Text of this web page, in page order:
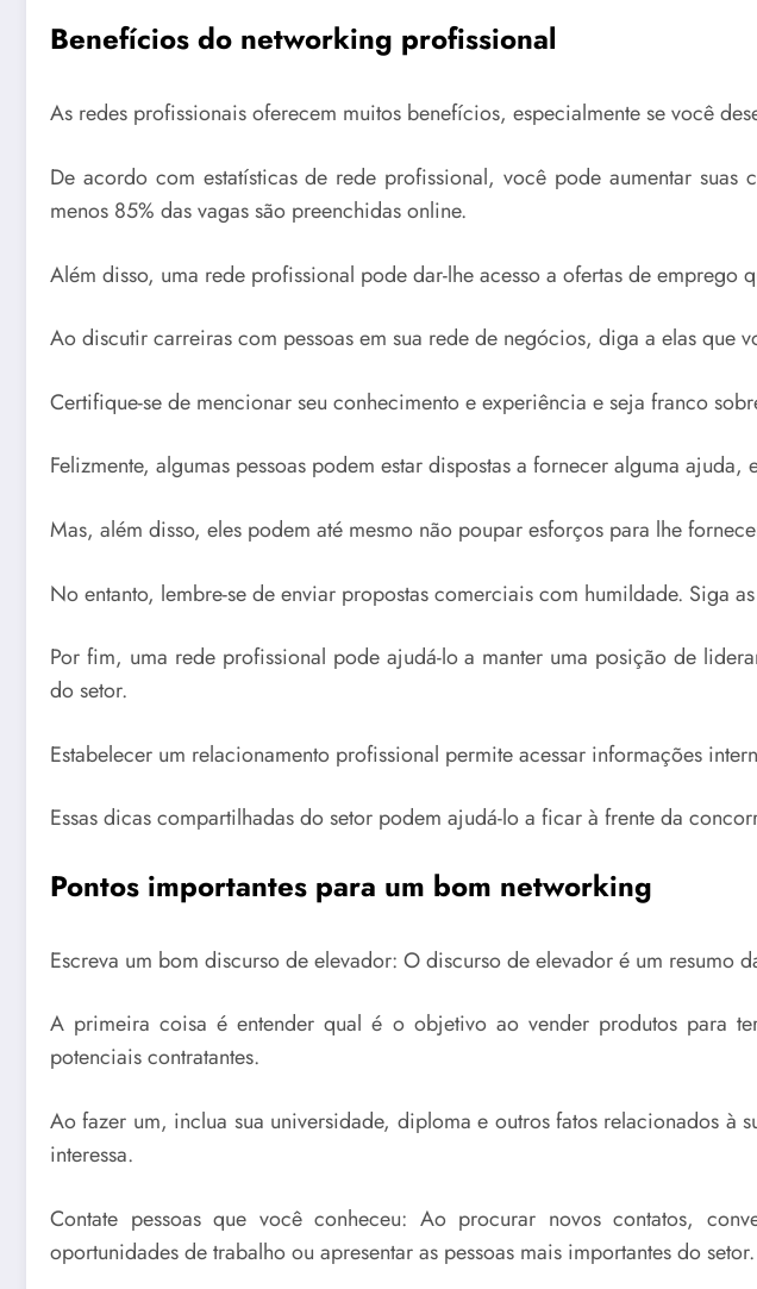
Benefícios do networking profissional
As redes profissionais oferecem muitos benefícios, especialmente se você
De acordo com estatísticas de rede profissional, você pode aumentar
menos 85% das vagas são preenchidas online.
Além disso, uma rede profissional pode dar-lhe acesso a ofertas de emprego
Ao discutir carreiras com pessoas em sua rede de negócios, diga a elas que
Certifique-se de mencionar seu conhecimento e experiência e seja franco
Felizmente, algumas pessoas podem estar dispostas a fornecer alguma
Mas, além disso, eles podem até mesmo não poupar esforços para lhe
No entanto, lembre-se de enviar propostas comerciais com humildade. Siga
Por fim, uma rede profissional pode ajudá-lo a manter uma posição de
do setor.
Estabelecer um relacionamento profissional permite acessar informações
Essas dicas compartilhadas do setor podem ajudá-lo a ficar à frente da
Pontos importantes para um bom networking
Escreva um bom discurso de elevador: O discurso de elevador é um
A primeira coisa é entender qual é o objetivo ao vender produtos para
potenciais contratantes.
Ao fazer um, inclua sua universidade, diploma e outros fatos relacionados
interessa.
Contate pessoas que você conheceu: Ao procurar novos contatos,
oportunidades de trabalho ou apresentar as pessoas mais importantes do setor.